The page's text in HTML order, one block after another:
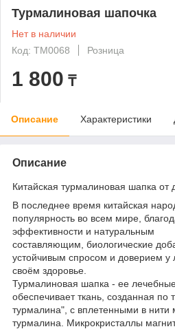
Турмалиновая шапочка
Нет в наличии
Код: ТМ0068
Розница
1 800 ₸
Описание Характеристики
Описание
Китайская турмалиновая шапка от
В последнее время китайская
популярность во всем мире,
эффективности и натуральным
составляющим, биологические
устойчивым спросом и доверием
своём здоровье.
Турмалиновая шапка - ее лечебные
обеспечивает ткань, созданная по
турмалина", с вплетенными в нити
турмалина. Микрокристаллы